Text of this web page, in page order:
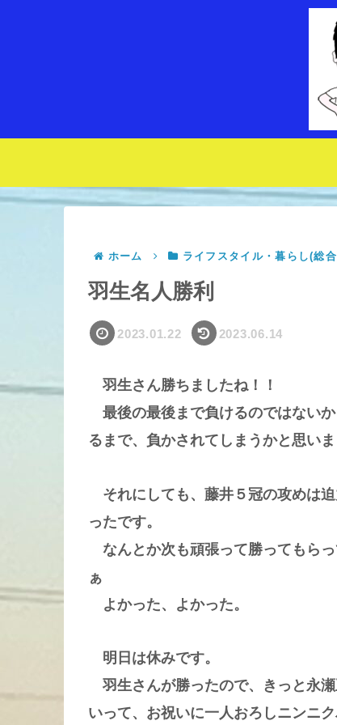
ホーム ライフスタイル・暮らし(総
羽生名人勝利
2023.01.22 2023.06.14
羽生さん勝ちましたね！！
最後の最後まで負けるのではない
るまで、負かされてしまうかと思いま
それにしても、藤井５冠の攻めは
ったです。
なんとか次も頑張って勝ってもら
ぁ
よかった、よかった。
明日は休みです。
羽生さんが勝ったので、きっと永
いって、お祝いに一人おろしニンニク